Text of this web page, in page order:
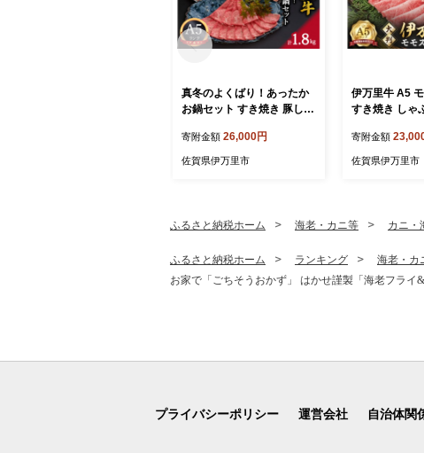
真冬のよくばり！あったか
お鍋セット すき焼き 豚しゃ
寄附金額 26,000円
佐賀県伊万里市
伊万里牛 A5
すき焼き しゃ
和牛 国産 牛肉
小分け A5ラン
寄附金額
佐賀県伊万里市
ふるさと納税ホーム 海老・カニ等 カニ・
ふるさと納税ホーム ランキング 海老・カ
お家で「ごちそうおかず」 はかせ謹製「海老フライ
プライバシーポリシー 運営会社 自治体関